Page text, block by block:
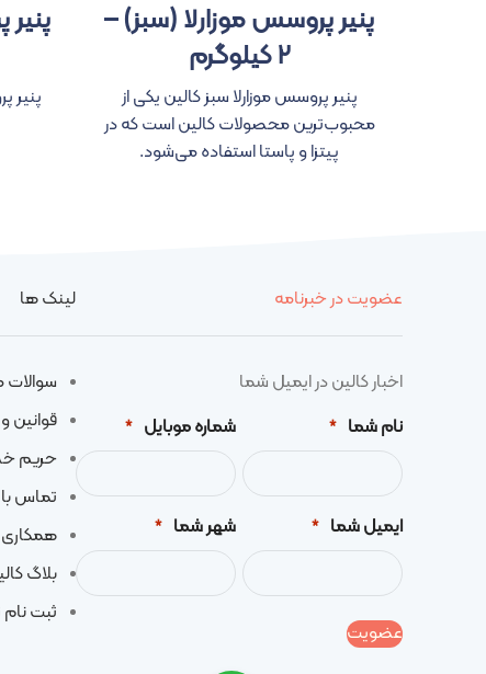
پنیر پروسس موزارلا (سبز) –
۲ کیلوگرم
پنیر پروسس موزارلا سبز کالین یکی از
محبوب‌ترین محصولات کالین است که در
پیتزا و پاستا استفاده می‌شود.
پنیر
عضویت در خبرنامه
اخبار کالین در ایمیل شما
نام شما
* شماره موبایل *
ایمیل شما * شهر شما *
لینک ها
سوالات
قوانین
حریم
تماس
همکاری
بلاگ
ثبت نام